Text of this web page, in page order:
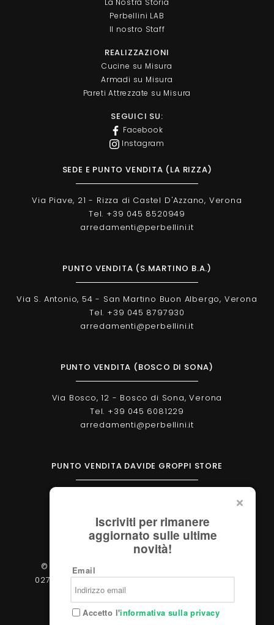
La Nostra Storia
Perbellini LAB
Il nostro Staff
REALIZZAZIONI
Cucine su Misura
Armadi su Misura
Pareti Attrezzate su Misura
SEGUICI SU:
Facebook
Instagram
SEDE E PUNTO VENDITA (LA RIZZA)
Via Piave, 21 - Rizza di Castel D'Azzano, Verona
Tel. +39 045 8520949
arredamenti@perbellini.it
PUNTO VENDITA (S.MARTINO B.A.)
Via S. Antonio, 54 - San Martino Buon Albergo, Verona
Tel. +39 045 8797930
arredamenti@perbellini.it
PUNTO VENDITA (BOSCO DI SONA)
Via Bosco, 12 - Bosco di Sona, Verona
Tel. +39 045 6081229
arredamenti@perbellini.it
PUNTO VENDITA DAVIDE GROPPI STORE
verona@davidegroppi.store
© 2026 - Perbellini Arredamenti S.r.l. - P.IVA
02783400233 - Via Verdi, 31/A - 37060, Castel
d'Azzano (Verona)
Iscriviti per rimanere
aggiornato sulle ultime
novità!
Email
Accetto l'informativa sulla privacy